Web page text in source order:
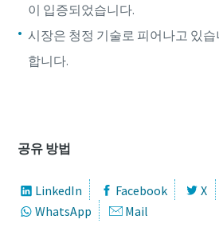
특별 프로모션
V39 컴프레서를 구매하시면 프로모
이 입증되었습니다.
시장은 청정 기술로 피어나고 있
합니다.
공유 방법
LinkedIn Facebook X
WhatsApp
Mail